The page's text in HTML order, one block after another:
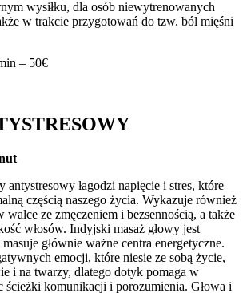
wysiłku, dla osób niewytrenowanych
w trakcie przygotowań do tzw. ból mięśni
– 50€
antystresowy łagodzi napięcie i stres, które
częścią naszego życia. Wykazuje również
walce ze zmęczeniem i bezsennością, a także
włosów. Indyjski masaż głowy jest
głównie ważne centra energetyczne.
emocji, które niesie ze sobą życie,
i na twarzy, dlatego dotyk pomaga w
ścieżki komunikacji i porozumienia. Głowa i